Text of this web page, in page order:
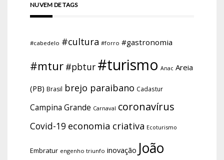
NUVEM DE TAGS
#cabedelo #cultura #forro #gastronomia
#mtur #pbtur #turismo Anac Areia
(PB) Brasil brejo paraibano Cadastur
Campina Grande Carnaval coronavírus
Covid-19 economia criativa Ecoturismo
Embratur engenho triunfo inovação João